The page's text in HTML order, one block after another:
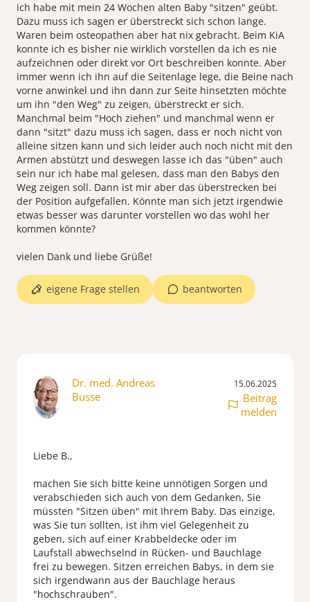
ich habe mit mein 24 Wochen alten Baby "sitzen" geübt.
Dazu muss ich sagen er überstreckt sich schon lange.
Waren beim osteopathen aber hat nix gebracht. Beim KiA
konnte ich es bisher nie wirklich vorstellen da ich es nie
aufzeichnen oder direkt vor Ort beschreiben konnte. Aber
immer wenn ich ihn auf die Seitenlage lege, die Beine nach
vorne anwinkel und ihn dann zur Seite hinsetzten möchte
um ihn "den Weg" zu zeigen, überstreckt er sich.
Manchmal beim "Hoch ziehen" und manchmal wenn er
dann "sitzt" dazu muss ich sagen, dass er noch nicht von
alleine sitzen kann und sich leider auch noch nicht mit den
Armen abstützt und deswegen lasse ich das "üben" auch
sein nur ich habe mal gelesen, dass man den Babys den
Weg zeigen soll. Dann ist mir aber das überstrecken bei
der Position aufgefallen. Könnte man sich jetzt irgendwie
etwas besser was darunter vorstellen wo das wohl her
kommen könnte?
beantworten
eigene Frage stellen
Dr. med. Andreas
Busse
15.06.2025
Beitrag
melden
Liebe B.,
machen Sie sich bitte keine unnötigen Sorgen und
verabschieden sich auch von dem Gedanken, Sie
müssten "Sitzen üben" mit Ihrem Baby. Das einzige,
was Sie tun sollten, ist ihm viel Gelegenheit zu
geben, sich auf einer Krabbeldecke oder im
Laufstall abwechselnd in Rücken- und Bauchlage
frei zu bewegen. Sitzen erreichen Babys, in dem sie
sich irgendwann aus der Bauchlage heraus
"hochschrauben".